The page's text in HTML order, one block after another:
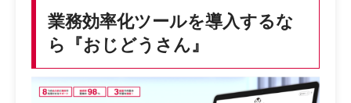
業務効率化ツールを導入するな
ら『おじどうさん』